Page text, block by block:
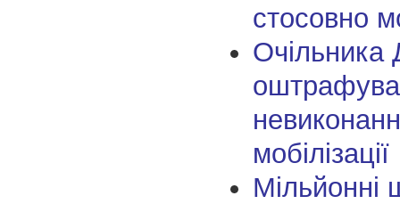
стосовно
Очільника
мобілізації
Мільйонні